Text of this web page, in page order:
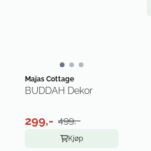
Majas Cottage
BUDDAH Dekor
299,- 499,-
Kjøp